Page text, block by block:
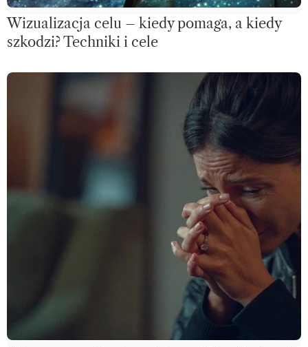
Wizualizacja celu – kiedy pomaga, a kiedy
szkodzi? Techniki i cele